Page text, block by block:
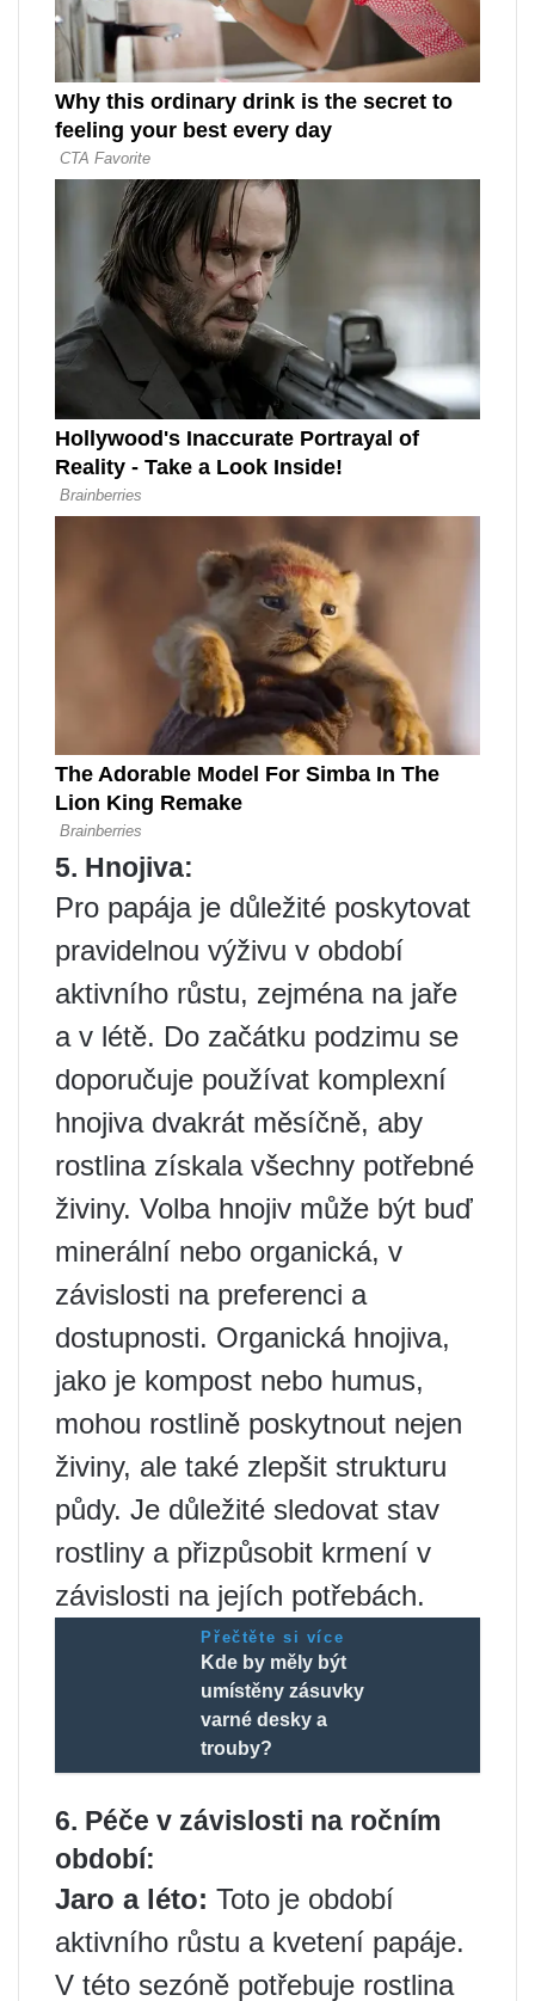
5. Hnojiva:
Pro papája je důležité poskytovat
pravidelnou výživu v období
aktivního růstu, zejména na jaře
a v létě. Do začátku podzimu se
doporučuje používat komplexní
hnojiva dvakrát měsíčně, aby
rostlina získala všechny potřebné
živiny. Volba hnojiv může být buď
minerální nebo organická, v
závislosti na preferenci a
dostupnosti. Organická hnojiva,
jako je kompost nebo humus,
mohou rostlině poskytnout nejen
živiny, ale také zlepšit strukturu
půdy. Je důležité sledovat stav
rostliny a přizpůsobit krmení v
závislosti na jejích potřebách.
Přečtěte si více
Kde by měly být
umístěny zásuvky
varné desky a
trouby?
6. Péče v závislosti na ročním
období:
Jaro a léto: Toto je období
aktivního růstu a kvetení papáje.
V této sezóně potřebuje rostlina